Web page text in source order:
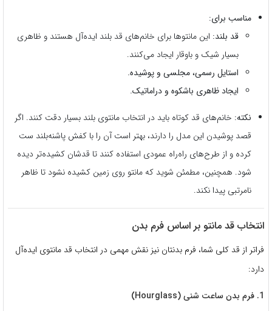
مناسب برای:
قد بلند: این مانتوها برای خانم‌های قد بلند ایده‌آل هستند و ظاهری
بسیار شیک و باوقار ایجاد می‌کنند.
استایل رسمی، مجلسی و پوشیده.
ایجاد ظاهری باشکوه و دراماتیک.
نکته: خانم‌های قد کوتاه باید در انتخاب مانتوی بلند بسیار دقت کنند. اگر
قصد پوشیدن این مدل را دارند، بهتر است آن را با کفش پاشنه‌بلند ست
کرده و از طرح‌های راه‌راه عمودی استفاده کنند تا قدشان کشیده‌تر دیده
شود. همچنین، مطمئن شوید که مانتو روی زمین کشیده نشود تا ظاهر
نامرتبی پیدا نکند.
انتخاب قد مانتو بر اساس فرم بدن
فراتر از قد کلی شما، فرم بدنتان نیز نقش مهمی در انتخاب قد مانتوی ایده‌آل
دارد:
1. فرم بدن ساعت شنی (Hourglass)